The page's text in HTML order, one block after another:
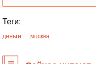
Теги:
деньги москва